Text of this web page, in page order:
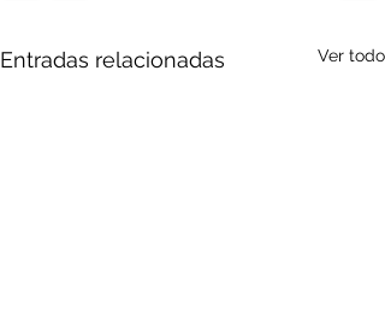
Entradas relacionadas Ver todo